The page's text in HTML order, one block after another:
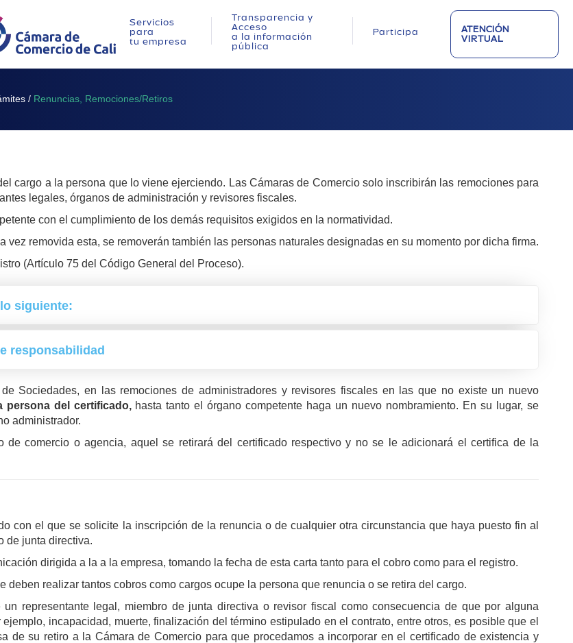
Servicios
para
tu empresa
Transparencia y
Acceso
a la información
pública
Participa
ATENCIÓN
VIRTUAL
/ Renuncias, Remociones/Retiros
cargo a la persona que lo viene ejerciendo. Las Cámaras de Comercio solo inscribirán las remociones para
legales, órganos de administración y revisores fiscales.
con el cumplimiento de los demás requisitos exigidos en la normatividad.
removida esta, se removerán también las personas naturales designadas en su momento por dicha firma.
(Artículo 75 del Código General del Proceso).
siguiente:
responsabilidad
Sociedades, en las remociones de administradores y revisores fiscales en las que no existe un nuevo
persona del certificado,hasta tanto el órgano competente haga un nuevo nombramiento. En su lugar, se
administrador.
de comercio o agencia, aquel se retirará del certificado respectivo y no se le adicionará el certifica de la
con el que se solicite la inscripción de la renuncia o de cualquier otra circunstancia que haya puesto fin al
de junta directiva.
dirigida a la a la empresa, tomando la fecha de esta carta tanto para el cobro como para el registro.
realizar tantos cobros como cargos ocupe la persona que renuncia o se retira del cargo.
representante legal, miembro de junta directiva o revisor fiscal como consecuencia de que por alguna
incapacidad, muerte, finalización del término estipulado en el contrato, entre otros, es posible que el
de su retiro a la Cámara de Comercio para que procedamos a incorporar en el certificado de existencia y